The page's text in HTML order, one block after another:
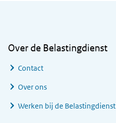
Over de Belastingdienst
Contact
Over ons
Werken bij de Belastingdienst